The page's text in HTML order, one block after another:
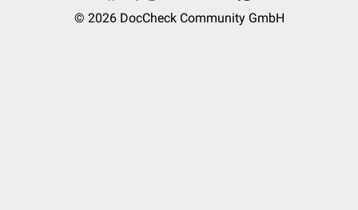
© 2026 DocCheck Community GmbH